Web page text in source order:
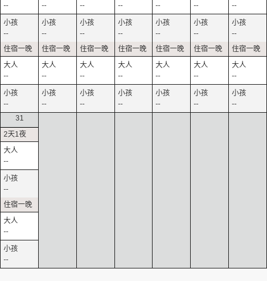
--
--
--
--
--
--
--
--
--
--
--
--
--
--
--
--
--
--
--
--
--
--
--
--
--
--
--
--
31
--
--
--
--